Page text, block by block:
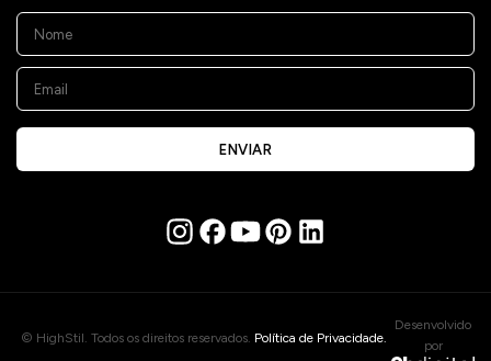
ENVIAR
© HighStil. Todos os direitos reservados. Política de Privacidade.
Desenvolvido
por